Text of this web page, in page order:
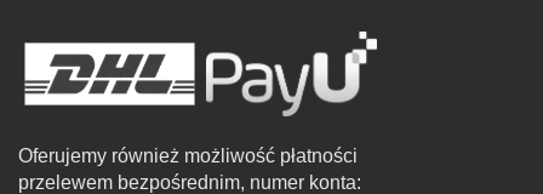
Oferujemy również możliwość płatności
przelewem bezpośrednim, numer konta: